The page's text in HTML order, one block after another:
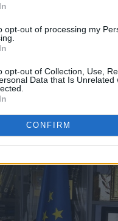
opt-out of processing my
opt-out of Collection, Use,
Data that Is
CONFIRM
παρατεταμένη
υπάρχουν δύο
και ο